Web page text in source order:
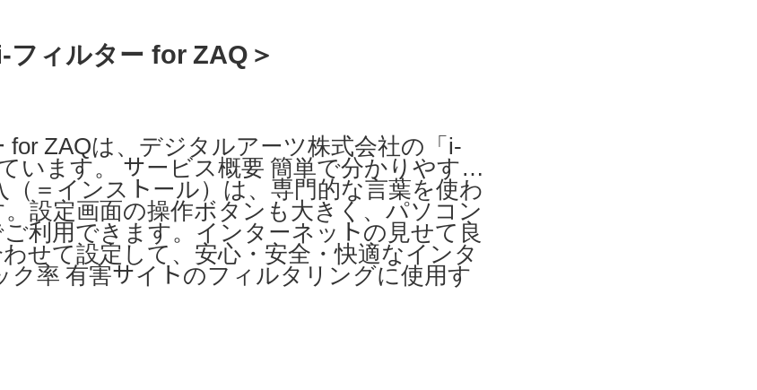
ィルター for ZAQ＞
ZAQは、デジタルアーツ株式会社の「i-
います。 サービス概要 簡単で分かりやす
＝インストール）は、専門的な言葉を使わ
設定画面の操作ボタンも大きく、パソコン
利用できます。インターネットの見せて良
せて設定して、安心・安全・快適なインタ
率 有害サイトのフィルタリングに使用す